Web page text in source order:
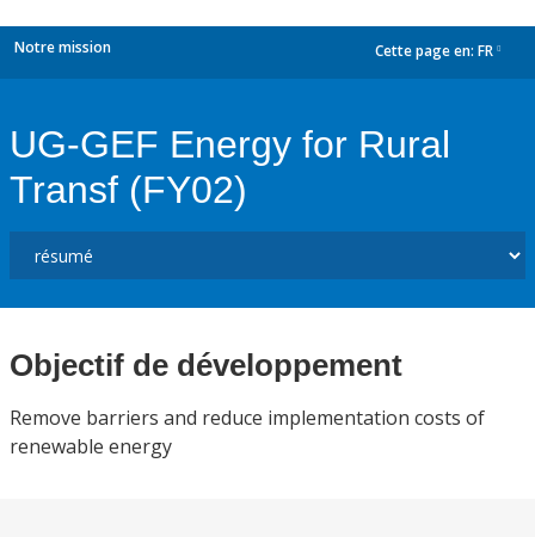
Notre mission Cette page en: FR
UG-GEF Energy for Rural
Transf (FY02)
Objectif de développement
Remove barriers and reduce implementation costs of
renewable energy